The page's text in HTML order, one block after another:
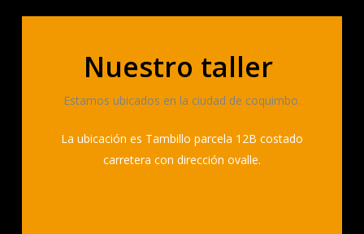
Nuestro taller
Estamos ubicados en la ciudad de coquimbo.
La ubicación es Tambillo parcela 12B costado
carretera con dirección ovalle.